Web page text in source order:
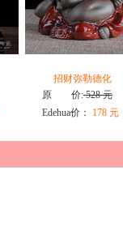
招财弥勒德化
原 价:528 元
Edehua价：
178 元